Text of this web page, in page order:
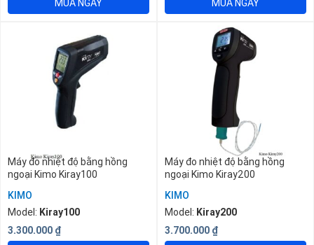
MUA NGAY MUA NGAY
Máy đo nhiệt độ bằng hồng
ngoại Kimo Kiray100
KIMO
Model: Kiray100
3.300.000 ₫
Máy đo nhiệt độ bằng hồng
ngoại Kimo Kiray200
KIMO
Model: Kiray200
3.700.000 ₫